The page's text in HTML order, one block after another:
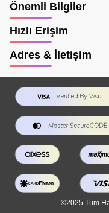
Önemli Bilgiler
Hızlı Erişim
Adres & İletişim
©2025 Tüm